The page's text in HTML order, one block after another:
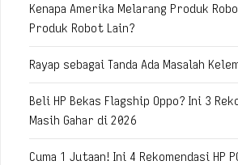
Kenapa Amerika Melarang Produk
Produk Robot Lain?
Rayap sebagai Tanda Ada Masalah
Beli HP Bekas Flagship Oppo? Ini 3
Masih Gahar di 2026
Cuma 1 Jutaan! Ini 4 Rekomendasi HP